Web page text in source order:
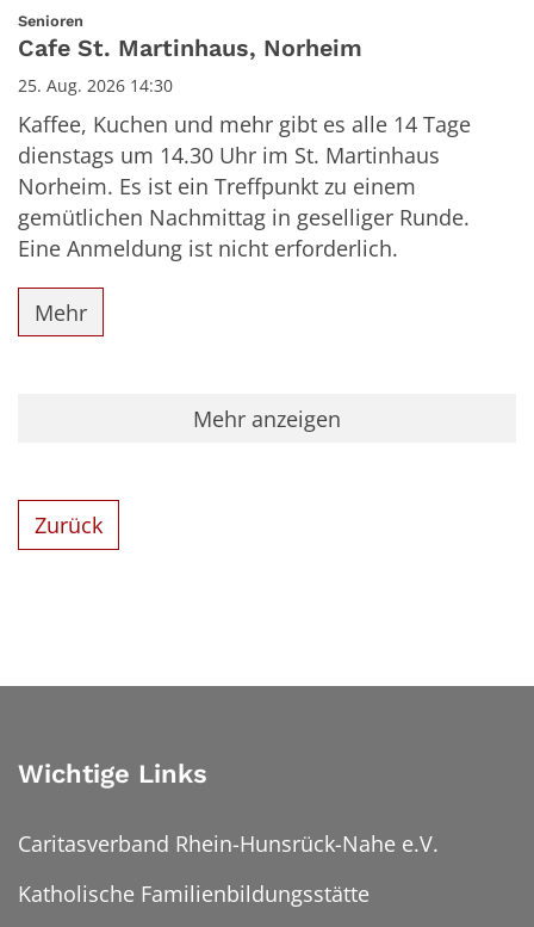
Datum: 25. August 2026
Senioren
Cafe St. Martinhaus, Norheim
25. Aug. 2026 14:30
Kaffee, Kuchen und mehr gibt es alle 14 Tage
dienstags um 14.30 Uhr im St. Martinhaus
Norheim. Es ist ein Treffpunkt zu einem
gemütlichen Nachmittag in geselliger Runde.
Eine Anmeldung ist nicht erforderlich.
Mehr
Mehr anzeigen
Zurück
Wichtige Links
Caritasverband Rhein-Hunsrück-Nahe e.V.
Katholische Familienbildungsstätte